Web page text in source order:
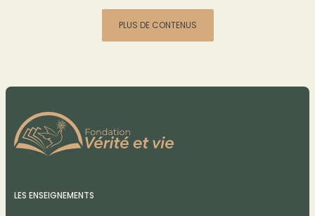
PLUS DE CONTENUS
LES ENSEIGNEMENTS